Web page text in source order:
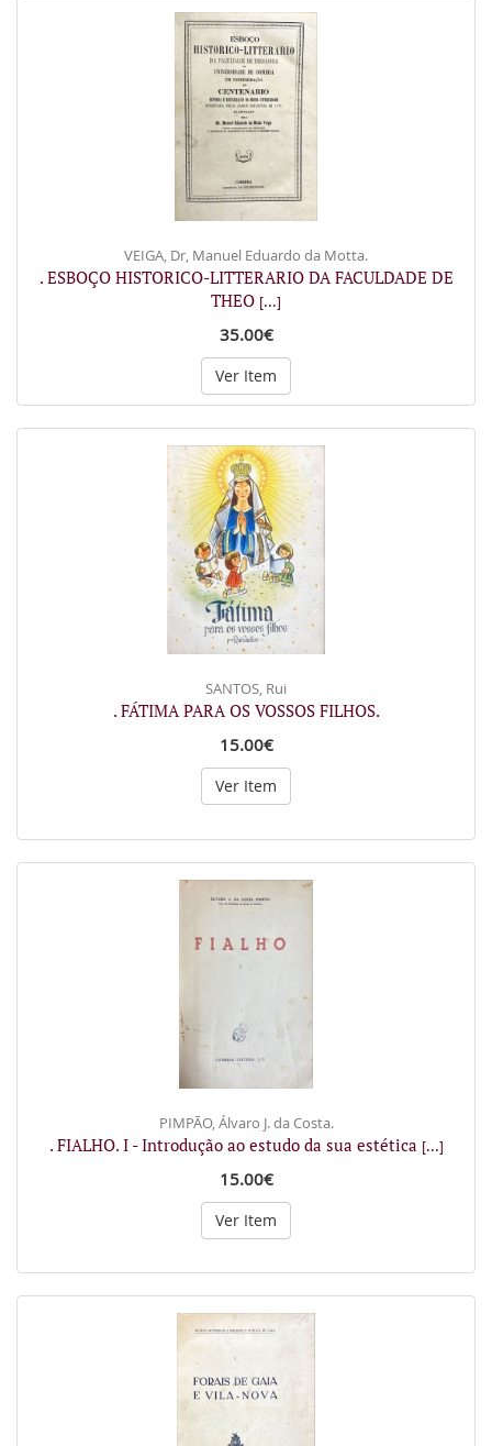
VEIGA, Dr, Manuel Eduardo da Motta.
. ESBOÇO HISTORICO-LITTERARIO DA FACULDADE DE
THEO [...]
35.00€
Ver Item
SANTOS, Rui
. FÁTIMA PARA OS VOSSOS FILHOS.
15.00€
Ver Item
PIMPÃO, Álvaro J. da Costa.
. FIALHO. I - Introdução ao estudo da sua estética [...]
15.00€
Ver Item